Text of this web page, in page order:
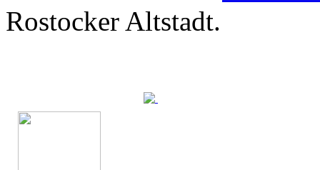
Rostocker Altstadt.